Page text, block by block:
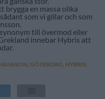
brygga en massa olika
som vi gillar och som
till övermod eller
innebar Hybris att
GÖTEBORG HYBRIS